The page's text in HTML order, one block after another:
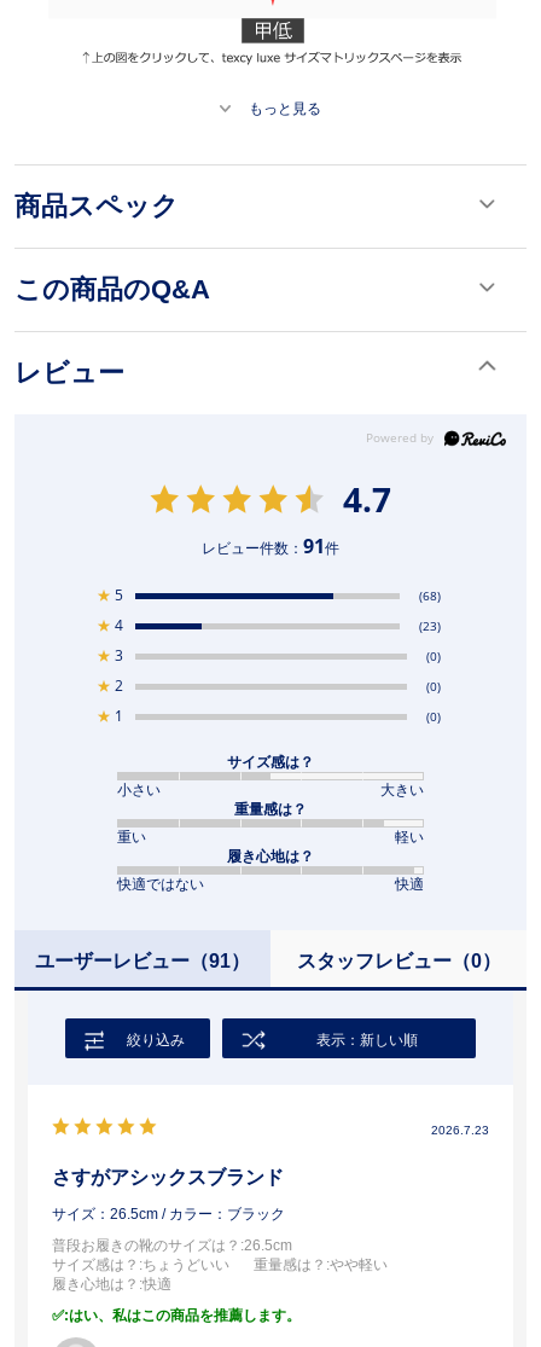
もっと見る
商品スペック
この商品のQ&A
レビュー
4.7
レビュー件数： 91件
★ 5 (68)
★ 4 (23)
★ 3 (0)
★ 2 (0)
★ 1 (0)
サイズ感は？
小さい
大きい
重量感は？
重い
軽い
履き心地は？
快適ではない
快適
ユーザーレビュー（91） スタッフレビュー（0）
絞り込み 表示：新しい順
2026.7.23
さすがアシックスブランド
サイズ：26.5cm / カラー：ブラック
普段お履きの靴のサイズは？ :26.5cm
サイズ感は？ :ちょうどいい 重量感は？ :やや軽い
履き心地は？ :快適
:はい、私はこの商品を推薦します。